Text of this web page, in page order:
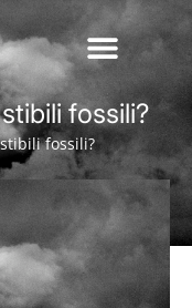
fossili?
fossili?